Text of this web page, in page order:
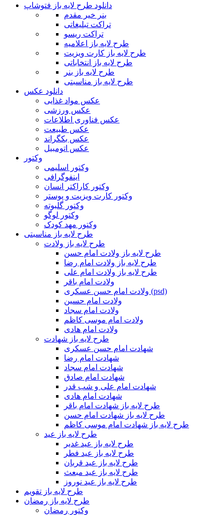
دانلود طرح لایه باز فتوشاپ
بنر خیر مقدم
تراکت تبلیغاتی
تراکت ریسو
طرح لایه باز اعلامیه
طرح لایه باز کارت ویزیت
طرح لایه باز انتخاباتی
طرح لایه باز بنر
طرح لایه باز مناسبتی
دانلود عکس
عکس مواد غذایی
عکس ورزشی
عکس فناوری اطلاعات
عکس طبیعت
عکس بکگراند
عکس اتومبیل
وکتور
وکتور اسلیمی
اینفوگرافی
وکتور کاراکتر انسان
وکتور کارت ویزیت و پوستر
وکتور گلبوته
وکتور لوگو
وکتور مهد کودک
طرح لایه باز مناسبتی
طرح لایه باز ولادت
طرح لایه باز ولادت امام حسن
طرح لایه باز ولادت امام رضا
طرح لایه باز ولادت امام علی
ولادت امام باقر
ولادت امام حسن عسکری (psd)
ولادت امام حسین
ولادت امام سجاد
ولادت امام موسی کاظم
ولادت امام هادی
طرح لایه باز شهادت
شهادت امام حسن عسکری
شهادت امام رضا
شهادت امام سجاد
شهادت امام صادق
شهادت امام علی و شب قدر
شهادت امام هادی
طرح لایه باز شهادت امام باقر
طرح لایه باز شهادت امام حسن
طرح لایه باز شهادت امام موسی کاظم
طرح لایه باز عید
طرح لایه باز عید غدیر
طرح لایه باز عید فطر
طرح لایه باز عید قربان
طرح لایه باز عید مبعث
طرح لایه باز عید نوروز
طرح لایه باز تقویم
طرح لایه باز رمضان
وکتور رمضان